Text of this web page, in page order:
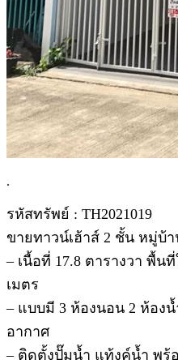
.
รหัสทรัพย์ : TH2021019
ขายทาวน์เฮ้าส์ 2 ชั้น หมู่บ้
– เนื้อที่ 17.8 ตารางวา พื้น
เมตร
– แบบมี 3 ห้องนอน 2 ห้อง
อากาศ
– ติดตั้งปั๊มน้ำ แท้งค์น้ำ พร้